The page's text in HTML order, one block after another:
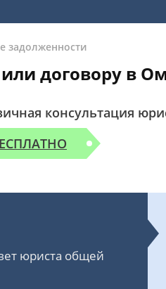
задолженности
договору в
консультация
юриста общей